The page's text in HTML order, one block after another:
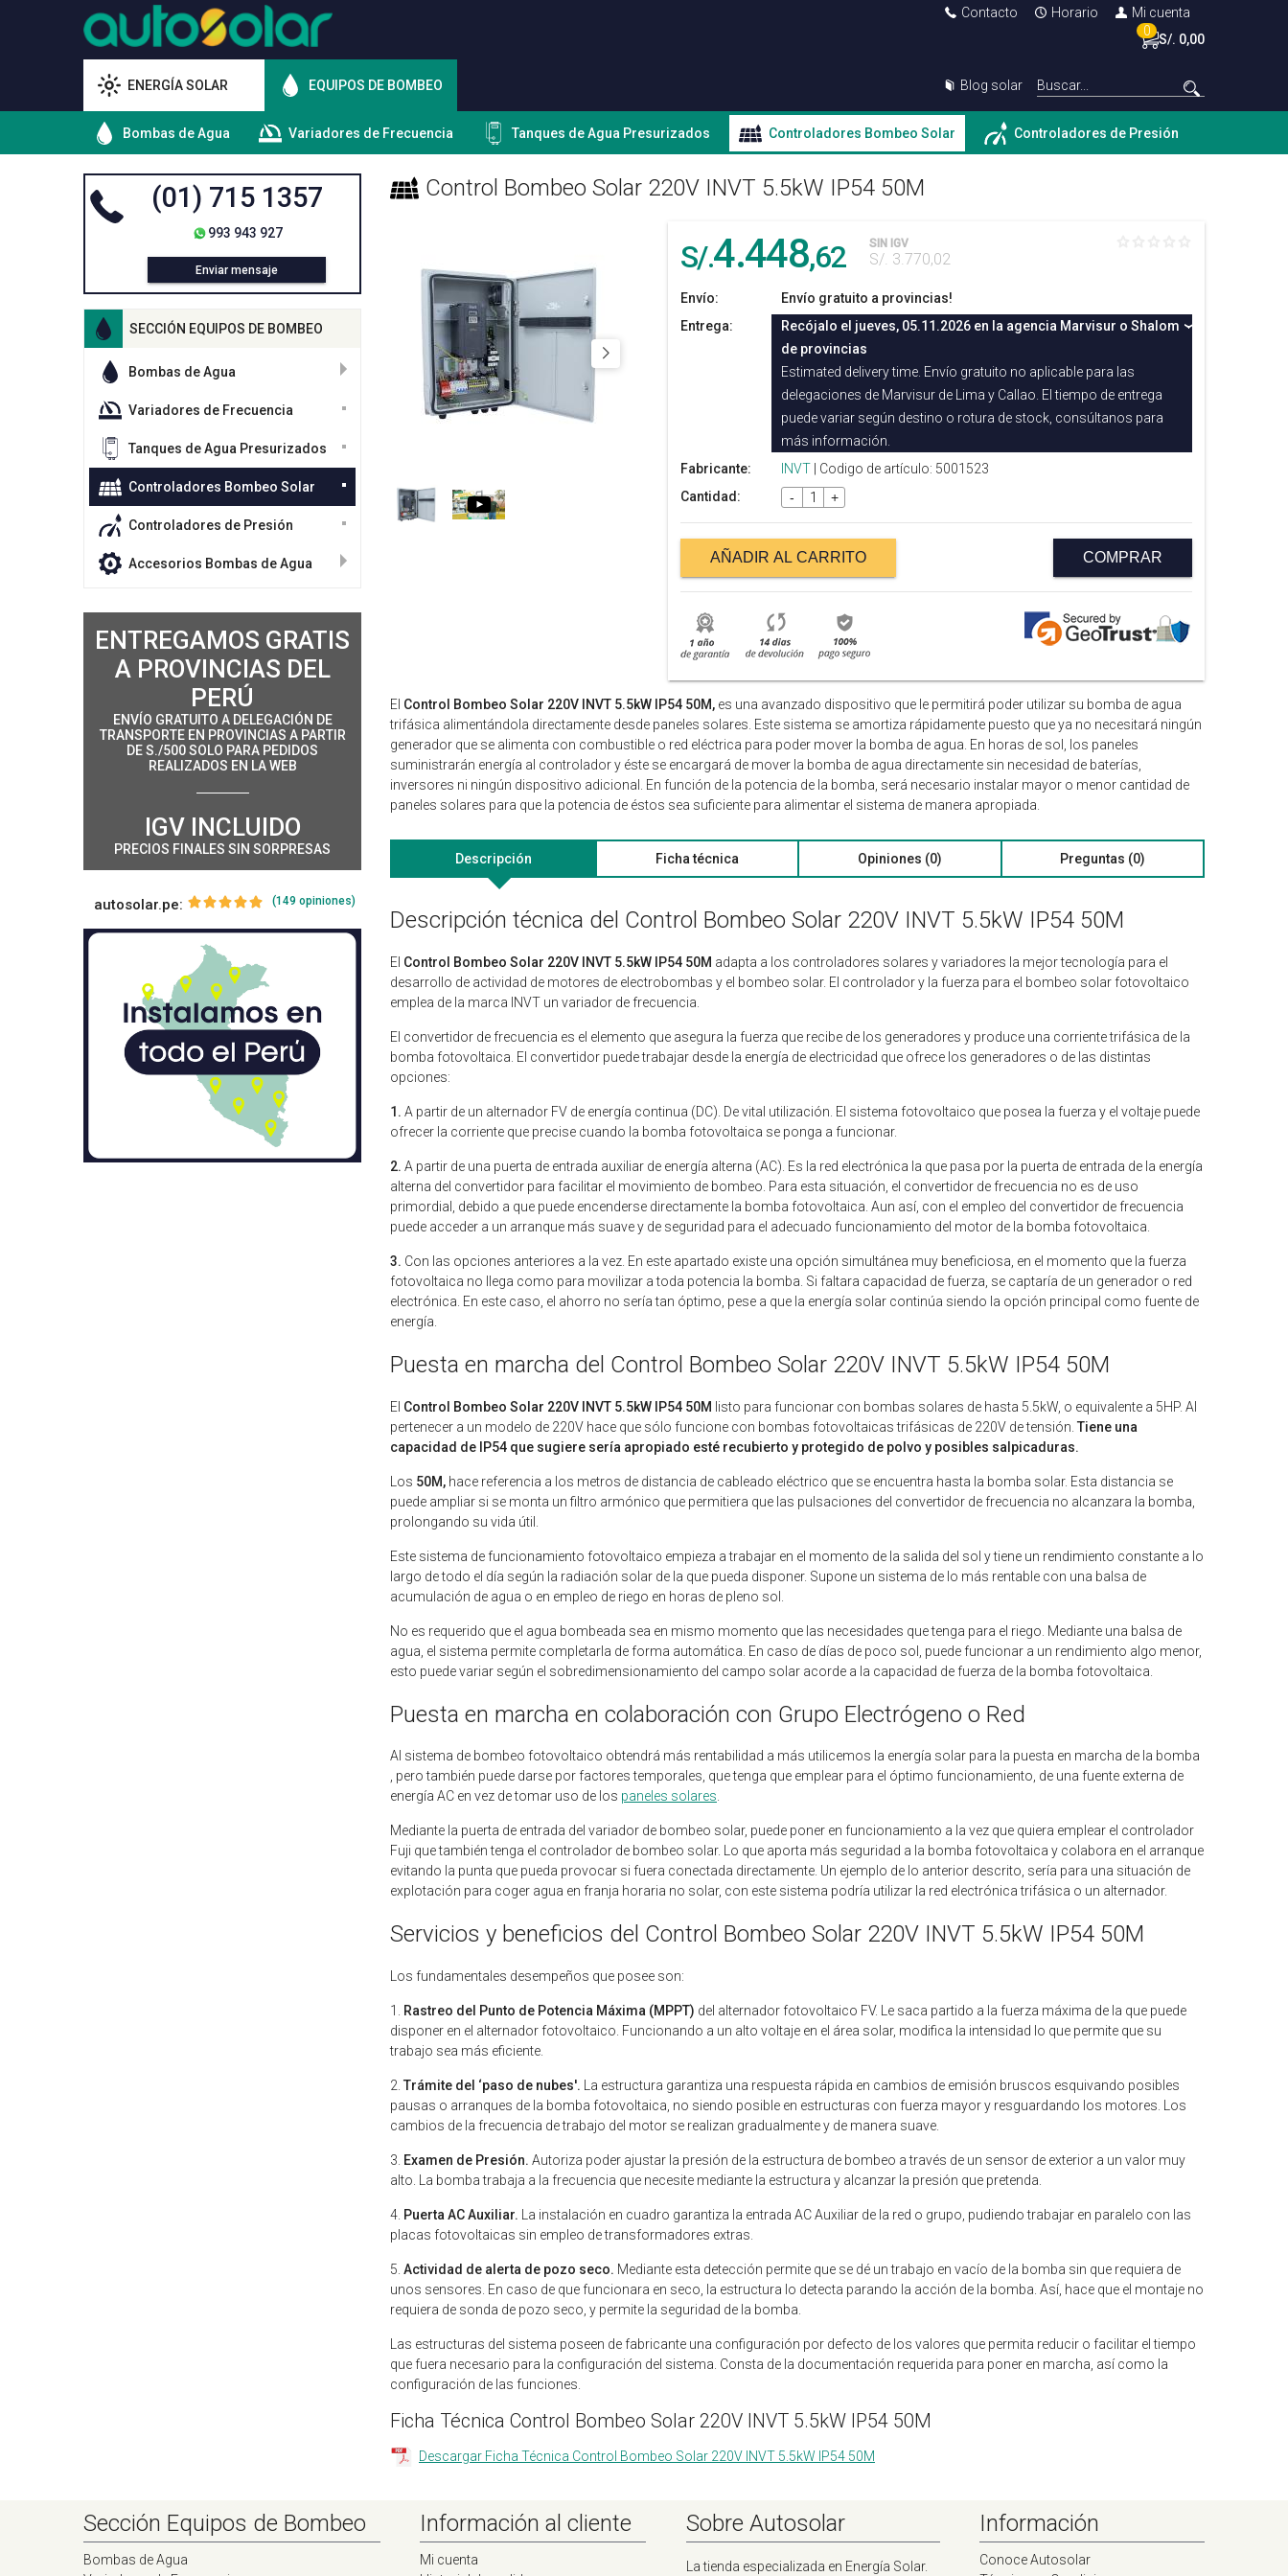
Contacto Horario
Mi cuenta
0
S/. 0,00
ENERGÍA SOLAR EQUIPOS DE BOMBEO Blog solar
Bombas de Agua Variadores de Frecuencia Tanques de Agua Presurizados Controladores Bombeo Solar Controladores de Presión
(01) 715 1357
993 943 927
Enviar mensaje
SECCIÓN EQUIPOS DE BOMBEO
Bombas de Agua
Variadores de Frecuencia
Tanques de Agua Presurizados
Controladores Bombeo Solar
Controladores de Presión
Accesorios Bombas de Agua
ENTREGAMOS GRATIS
A PROVINCIAS DEL
PERÚ
ENVÍO GRATUITO A DELEGACIÓN DE
TRANSPORTE EN PROVINCIAS A PARTIR
DE S./500 SOLO PARA PEDIDOS
REALIZADOS EN LA WEB
IGV INCLUIDO
PRECIOS FINALES SIN SORPRESAS
autosolar.pe: (149 opiniones)
Control Bombeo Solar 220V INVT 5.5kW IP54 50M
S/.4.448,62 SIN IGV
S/. 3.770,02
Envío:
Envío gratuito a provincias!
Entrega:
Recójalo el jueves, 05.11.2026 en la agencia Marvisur o Shalom
de provincias
Estimated delivery time. Envío gratuito no aplicable para las
delegaciones de Marvisur de Lima y Callao. El tiempo de entrega
puede variar según destino o rotura de stock, consúltanos para
más información.
Fabricante:
INVT | Codigo de artículo: 5001523
Cantidad:
- +
AÑADIR AL CARRITO COMPRAR
El Control Bombeo Solar 220V INVT 5.5kW IP54 50M, es una avanzado dispositivo que le permitirá poder utilizar su bomba de agua
trifásica alimentándola directamente desde paneles solares. Este sistema se amortiza rápidamente puesto que ya no necesitará ningún
generador que se alimenta con combustible o red eléctrica para poder mover la bomba de agua. En horas de sol, los paneles
suministrarán energía al controlador y éste se encargará de mover la bomba de agua directamente sin necesidad de baterías,
inversores ni ningún dispositivo adicional. En función de la potencia de la bomba, será necesario instalar mayor o menor cantidad de
paneles solares para que la potencia de éstos sea suficiente para alimentar el sistema de manera apropiada.
Descripción Ficha técnica Opiniones (0) Preguntas (0)
Descripción técnica del Control Bombeo Solar 220V INVT 5.5kW IP54 50M
El Control Bombeo Solar 220V INVT 5.5kW IP54 50M adapta a los controladores solares y variadores la mejor tecnología para el
desarrollo de actividad de motores de electrobombas y el bombeo solar. El controlador y la fuerza para el bombeo solar fotovoltaico
emplea de la marca INVT un variador de frecuencia.
El convertidor de frecuencia es el elemento que asegura la fuerza que recibe de los generadores y produce una corriente trifásica de la
bomba fotovoltaica. El convertidor puede trabajar desde la energía de electricidad que ofrece los generadores o de las distintas
opciones:
1. A partir de un alternador FV de energía continua (DC). De vital utilización. El sistema fotovoltaico que posea la fuerza y el voltaje puede
ofrecer la corriente que precise cuando la bomba fotovoltaica se ponga a funcionar.
2. A partir de una puerta de entrada auxiliar de energía alterna (AC). Es la red electrónica la que pasa por la puerta de entrada de la energía
alterna del convertidor para facilitar el movimiento de bombeo. Para esta situación, el convertidor de frecuencia no es de uso
primordial, debido a que puede encenderse directamente la bomba fotovoltaica. Aun así, con el empleo del convertidor de frecuencia
puede acceder a un arranque más suave y de seguridad para el adecuado funcionamiento del motor de la bomba fotovoltaica.
3. Con las opciones anteriores a la vez. En este apartado existe una opción simultánea muy beneficiosa, en el momento que la fuerza
fotovoltaica no llega como para movilizar a toda potencia la bomba. Si faltara capacidad de fuerza, se captaría de un generador o red
electrónica. En este caso, el ahorro no sería tan óptimo, pese a que la energía solar continúa siendo la opción principal como fuente de
energía.
Puesta en marcha del Control Bombeo Solar 220V INVT 5.5kW IP54 50M
El Control Bombeo Solar 220V INVT 5.5kW IP54 50M listo para funcionar con bombas solares de hasta 5.5kW, o equivalente a 5HP. Al
pertenecer a un modelo de 220V hace que sólo funcione con bombas fotovoltaicas trifásicas de 220V de tensión. Tiene una
capacidad de IP54 que sugiere sería apropiado esté recubierto y protegido de polvo y posibles salpicaduras.
Los 50M, hace referencia a los metros de distancia de cableado eléctrico que se encuentra hasta la bomba solar. Esta distancia se
puede ampliar si se monta un filtro armónico que permitiera que las pulsaciones del convertidor de frecuencia no alcanzara la bomba,
prolongando su vida útil.
Este sistema de funcionamiento fotovoltaico empieza a trabajar en el momento de la salida del sol y tiene un rendimiento constante a lo
largo de todo el día según la radiación solar de la que pueda disponer. Supone un sistema de lo más rentable con una balsa de
acumulación de agua o en empleo de riego en horas de pleno sol.
No es requerido que el agua bombeada sea en mismo momento que las necesidades que tenga para el riego. Mediante una balsa de
agua, el sistema permite completarla de forma automática. En caso de días de poco sol, puede funcionar a un rendimiento algo menor,
esto puede variar según el sobredimensionamiento del campo solar acorde a la capacidad de fuerza de la bomba fotovoltaica.
Puesta en marcha en colaboración con Grupo Electrógeno o Red
Al sistema de bombeo fotovoltaico obtendrá más rentabilidad a más utilicemos la energía solar para la puesta en marcha de la bomba
, pero también puede darse por factores temporales, que tenga que emplear para el óptimo funcionamiento, de una fuente externa de
energía AC en vez de tomar uso de los paneles solares.
Mediante la puerta de entrada del variador de bombeo solar, puede poner en funcionamiento a la vez que quiera emplear el controlador
Fuji que también tenga el controlador de bombeo solar. Lo que aporta más seguridad a la bomba fotovoltaica y colabora en el arranque
evitando la punta que pueda provocar si fuera conectada directamente. Un ejemplo de lo anterior descrito, sería para una situación de
explotación para coger agua en franja horaria no solar, con este sistema podría utilizar la red electrónica trifásica o un alternador.
Servicios y beneficios del Control Bombeo Solar 220V INVT 5.5kW IP54 50M
Los fundamentales desempeños que posee son:
1. Rastreo del Punto de Potencia Máxima (MPPT) del alternador fotovoltaico FV. Le saca partido a la fuerza máxima de la que puede
disponer en el alternador fotovoltaico. Funcionando a un alto voltaje en el área solar, modifica la intensidad lo que permite que su
trabajo sea más eficiente.
2. Trámite del ‘paso de nubes'. La estructura garantiza una respuesta rápida en cambios de emisión bruscos esquivando posibles
pausas o arranques de la bomba fotovoltaica, no siendo posible en estructuras con fuerza mayor y resguardando los motores. Los
cambios de la frecuencia de trabajo del motor se realizan gradualmente y de manera suave.
3. Examen de Presión. Autoriza poder ajustar la presión de la estructura de bombeo a través de un sensor de exterior a un valor muy
alto. La bomba trabaja a la frecuencia que necesite mediante la estructura y alcanzar la presión que pretenda.
4. Puerta AC Auxiliar. La instalación en cuadro garantiza la entrada AC Auxiliar de la red o grupo, pudiendo trabajar en paralelo con las
placas fotovoltaicas sin empleo de transformadores extras.
5. Actividad de alerta de pozo seco. Mediante esta detección permite que se dé un trabajo en vacío de la bomba sin que requiera de
unos sensores. En caso de que funcionara en seco, la estructura lo detecta parando la acción de la bomba. Así, hace que el montaje no
requiera de sonda de pozo seco, y permite la seguridad de la bomba.
Las estructuras del sistema poseen de fabricante una configuración por defecto de los valores que permita reducir o facilitar el tiempo
que fuera necesario para la configuración del sistema. Consta de la documentación requerida para poner en marcha, así como la
configuración de las funciones.
Ficha Técnica Control Bombeo Solar 220V INVT 5.5kW IP54 50M
Descargar Ficha Técnica Control Bombeo Solar 220V INVT 5.5kW IP54 50M
Sección Equipos de Bombeo
Bombas de Agua
Información al cliente
Mi cuenta
Sobre Autosolar
La tienda especializada en Energía Solar.
Información
Conoce Autosolar